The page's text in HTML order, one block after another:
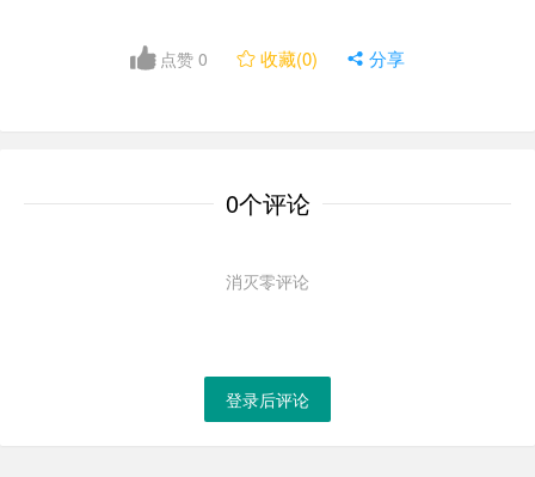
点赞 0  收藏(0)  分享
0个评论
消灭零评论
登录后评论